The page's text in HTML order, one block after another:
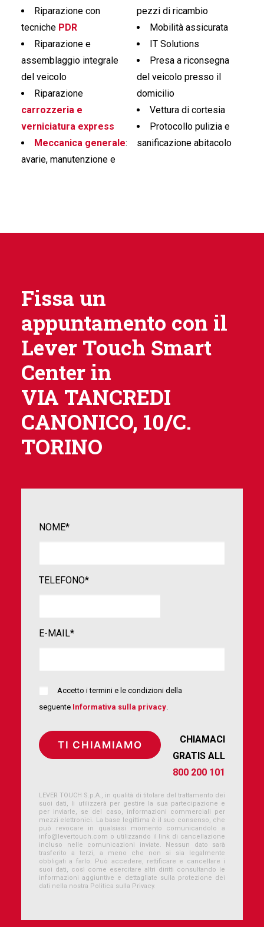
Riparazione con
tecniche PDR
Riparazione e
assemblaggio integrale
del veicolo
Riparazione
carrozzeria e
verniciatura express
Meccanica generale:
avarie, manutenzione e
pezzi di ricambio
Mobilità assicurata
IT Solutions
Presa a riconsegna
del veicolo presso il
domicilio
Vettura di cortesia
Protocollo pulizia e
sanificazione abitacolo
Fissa un
appuntamento con il
Lever Touch Smart
Center in
VIA TANCREDI
CANONICO, 10/C.
TORINO
NOME*
TELEFONO*
E-MAIL*
Accetto i termini e le condizioni della
seguente Informativa sulla privacy.
CHIAMACI
GRATIS ALL
800 200 101
LEVER TOUCH S.p.A., in qualità di titolare del trattamento dei
suoi dati, li utilizzerà per gestire la sua partecipazione e
per inviarle, se del caso, informazioni commerciali per
mezzi elettronici. La base legittima è il suo consenso, che
può revocare in qualsiasi momento comunicandolo a
info@levertouch.com o utilizzando il link di cancellazione
incluso nelle comunicazioni inviate. Nessun dato sarà
trasferito a terzi, a meno che non si sia legalmente
obbligati a farlo. Può accedere, rettificare e cancellare i
suoi dati, così come esercitare altri diritti consultando le
informazioni aggiuntive e dettagliate sulla protezione dei
dati nella nostra Politica sulla Privacy.